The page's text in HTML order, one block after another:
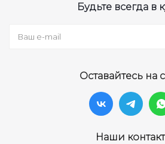
Будьте всегда в
Оставайтесь на
Наши